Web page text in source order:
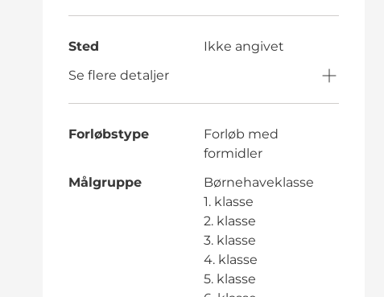
Sted
Ikke angivet
Se flere detaljer
Forløbstype
Forløb med
formidler
Målgruppe
Børnehaveklasse
1. klasse
2. klasse
3. klasse
4. klasse
5. klasse